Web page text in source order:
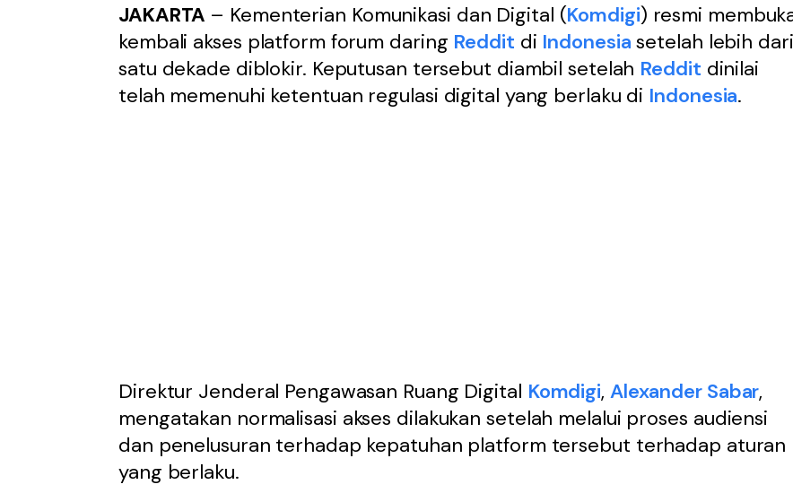
JAKARTA – Kementerian Komunikasi dan Digital (Komdigi) resmi
kembali akses platform forum daring Reddit di Indonesia setelah lebih dari
satu dekade diblokir. Keputusan tersebut diambil setelah Reddit dinilai
telah memenuhi ketentuan regulasi digital yang berlaku di Indonesia.
Direktur Jenderal Pengawasan Ruang Digital Komdigi, Alexander Sabar,
mengatakan normalisasi akses dilakukan setelah melalui proses audiensi
dan penelusuran terhadap kepatuhan platform tersebut terhadap aturan
yang berlaku.